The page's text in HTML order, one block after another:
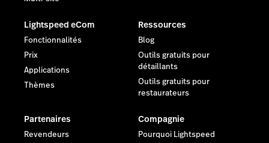
Lightspeed eCom
Fonctionnalités
Prix
Applications
Thèmes
Ressources
Blog
Outils gratuits pour
détaillants
Outils gratuits pour
restaurateurs
Partenaires
Revendeurs
Compagnie
Pourquoi Lightspeed